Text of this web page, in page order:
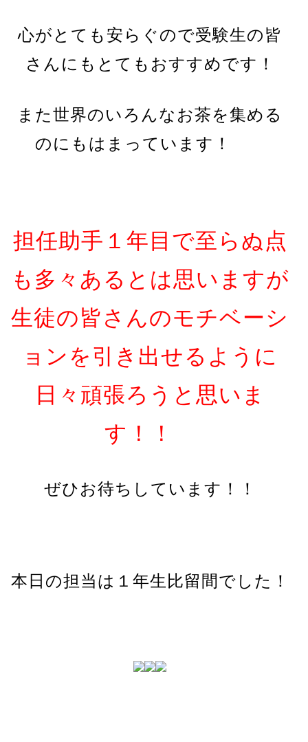
心がとても安らぐので受験生の皆
さんにもとてもおすすめです！
また世界のいろんなお茶を集める
のにもはまっています！
担任助手１年目で至らぬ点
も多々あるとは思いますが
生徒の皆さんのモチベーシ
ョンを引き出せるように
日々頑張ろうと思いま
す！！
ぜひお待ちしています！！
本日の担当は１年生比留間でした！